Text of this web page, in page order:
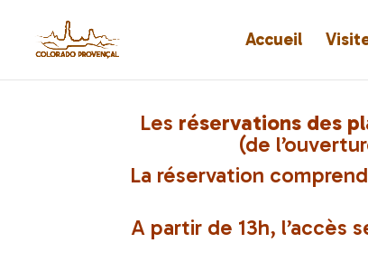
Accueil
Les réservations des
(de
La réservation
A partir de 13h, l’accès